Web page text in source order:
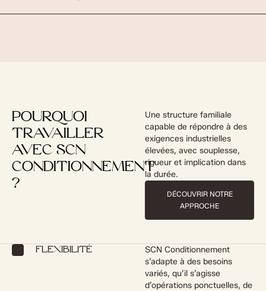
POURQUOI
TRAVAILLER
AVEC SCN
CONDITIONNEMENT
?
Une structure familiale
capable de répondre à des
exigences industrielles
élevées, avec souplesse,
rigueur et implication dans
la durée.
DÉCOUVRIR NOTRE
APPROCHE
FLEXIBILITÉ
SCN Conditionnement
s’adapte à des besoins
variés, qu’il s’agisse
d’opérations ponctuelles, de